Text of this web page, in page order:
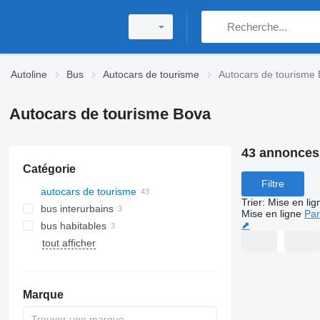
Autoline Bus Autocars de tourisme Autocars de tourisme
Autocars de tourisme Bova
Catégorie
autocars de tourisme
bus interurbains
bus habitables
tout afficher
Marque
43
Filtre
Trier: Mise en
Mise en ligne
⬈